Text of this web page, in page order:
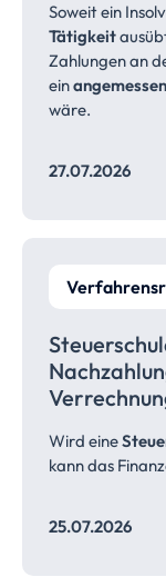
Soweit ein
Tätigkeit
Zahlungen an
ein
wäre.
27.07.2026
Wird eine
kann das
25.07.2026